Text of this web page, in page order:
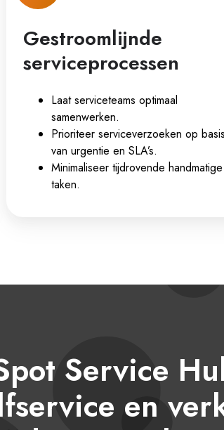
Gestroomlijnde
serviceprocessen
Laat serviceteams optimaal
samenwerken.
Prioriteer serviceverzoeken op basis
van urgentie en SLA’s.
Minimaliseer tijdrovende handmatige
taken.
Service
en